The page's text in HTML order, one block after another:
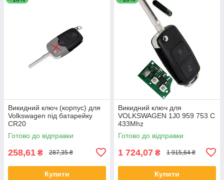
Викидний ключ (корпус) для
Volkswagen під батарейку
CR20
Готово до відправки
258,61 ₴ 287,35 ₴
Купити
Викидний ключ для
VOLKSWAGEN 1J0 959 753 C
433Mhz
Готово до відправки
1 724,07 ₴ 1 915,64 ₴
Купити